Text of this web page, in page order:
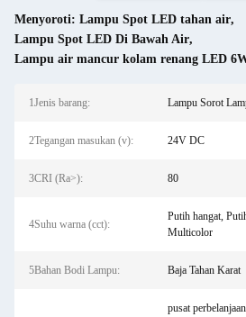
Menyoroti: Lampu Spot LED tahan air,
Lampu Spot LED Di Bawah Air,
Lampu air mancur kolam renang LED
1Jenis barang: Lampu Sorot
2Tegangan masukan (v): 24V DC
3CRI (Ra>): 80
4Suhu warna (cct):
Putih hangat,
Multicolor
5Bahan Bodi Lampu: Baja Tahan Karat
pusat